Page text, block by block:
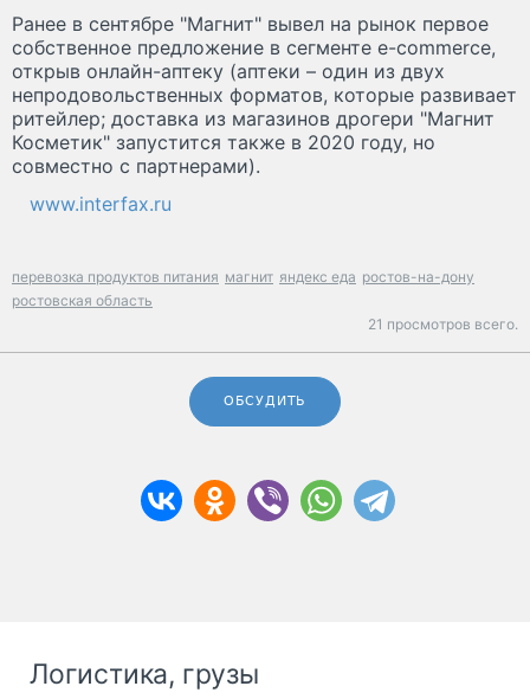
Ранее в сентябре "Магнит" вывел на рынок первое
собственное предложение в сегменте e-commerce,
открыв онлайн-аптеку (аптеки – один из двух
непродовольственных форматов, которые развивает
ритейлер; доставка из магазинов дрогери "Магнит
Косметик" запустится также в 2020 году, но
совместно с партнерами).
www.interfax.ru
перевозка продуктов питания магнит яндекс еда ростов-на-дону
ростовская область
21 просмотров всего.
ОБСУДИТЬ
Логистика, грузы